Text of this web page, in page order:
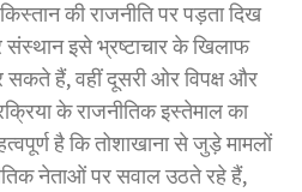
की राजनीति पर पड़ता दिख
इसे भ्रष्टाचार के खिलाफ
हैं, वहीं दूसरी ओर विपक्ष और
के राजनीतिक इस्तेमाल का
है कि तोशाखाना से जुड़े मामलों
नेताओं पर सवाल उठते रहे हैं,